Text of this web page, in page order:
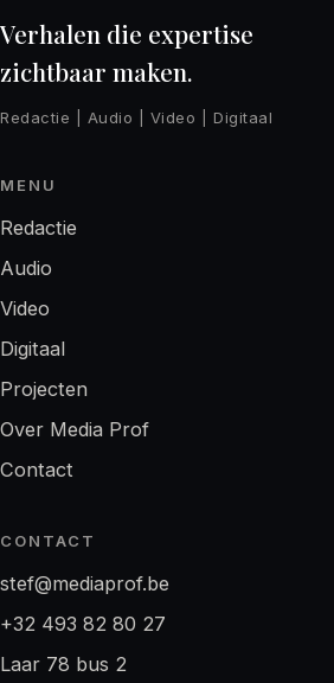
Verhalen die expertise
zichtbaar maken.
Redactie | Audio | Video | Digitaal
MENU
Redactie
Audio
Video
Digitaal
Projecten
Over Media Prof
Contact
CONTACT
stef@mediaprof.be
+32 493 82 80 27
Laar 78 bus 2